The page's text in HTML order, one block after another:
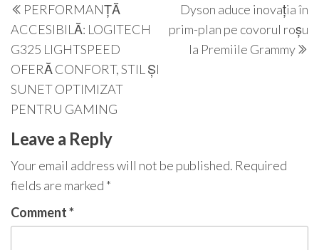
navigation
PostPERFORMANȚĂ
ACCESIBILĂ: LOGITECH
G325 LIGHTSPEED
OFERĂ CONFORT, STIL ȘI
SUNET OPTIMIZAT
PENTRU GAMING
Dyson aduce inovația în
prim-plan pe covorul roșu
la Premiile Grammy
Leave a Reply
Your email address will not be published. Required
fields are marked *
Comment*